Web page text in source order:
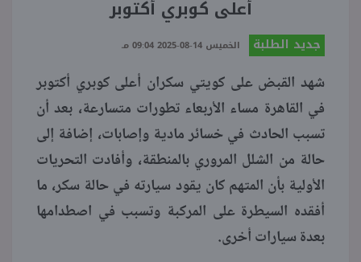
فنجان قهوة
بوابة الطلبة
ملفات
أعلى كوبري أكتوبر
جديد الطلبة الخميس 14-08-2025 09:04 مـ
شهد القبض على كويتي سكران أعلى كوبري أكتوبر
في القاهرة مساء الأربعاء تطورات متسارعة، بعد أن
تسبب الحادث في خسائر مادية وإصابات، إضافة إلى
حالة من الشلل المروري بالمنطقة، وأفادت التحريات
الأولية بأن المتهم كان يقود سيارته في حالة سكر، ما
أفقده السيطرة على المركبة وتسبب في اصطدامها
بعدة سيارات أخرى.